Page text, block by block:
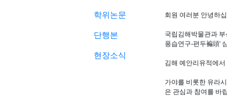
학위논문
단행본
현장소식
회원 여러분 안녕하
국립김해박물관과
풍습연구-편두褊頭'
김해 예안리유적에
가야를 비롯한 유라
은 관심과 참여를 바